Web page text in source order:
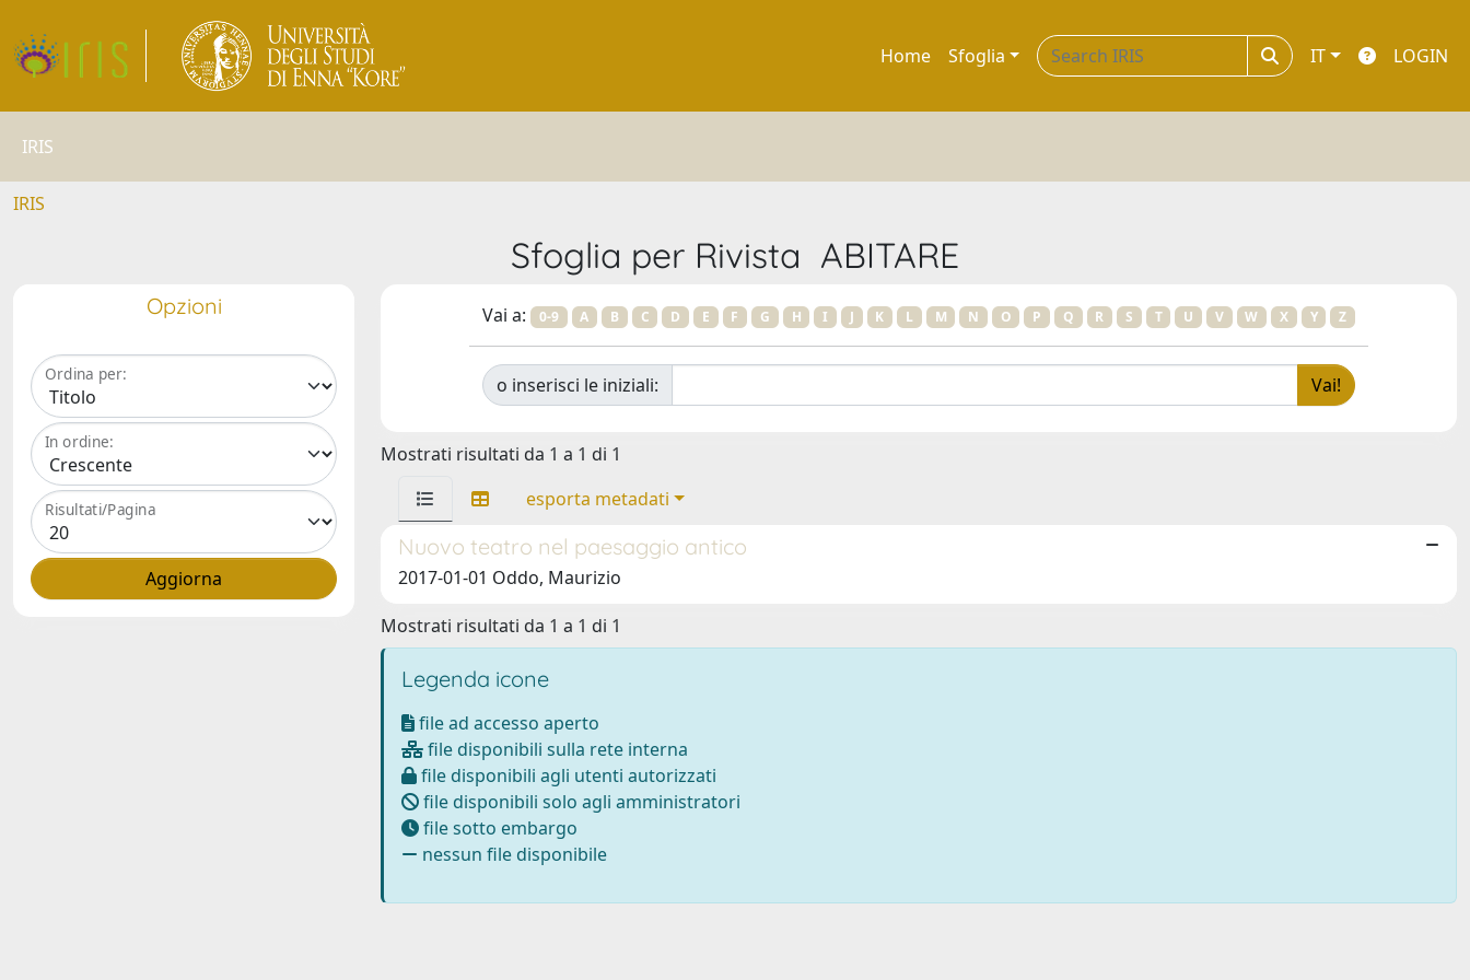
Home Sfoglia IT LOGIN
IRIS
IRIS
Sfoglia per Rivista ABITARE
Opzioni
Ordina per:
In ordine:
Risultati/Pagina
Vai a: 0-9 A B C D E F G H I J K L M N O P Q R S T U V W X Y Z
o inserisci le iniziali:
Mostrati risultati da 1 a 1 di 1
esporta metadati
Nuovo teatro nel paesaggio antico
2017-01-01 Oddo, Maurizio
Mostrati risultati da 1 a 1 di 1
Legenda icone
file ad accesso aperto
file disponibili sulla rete interna
file disponibili agli utenti autorizzati
file disponibili solo agli amministratori
file sotto embargo
nessun file disponibile